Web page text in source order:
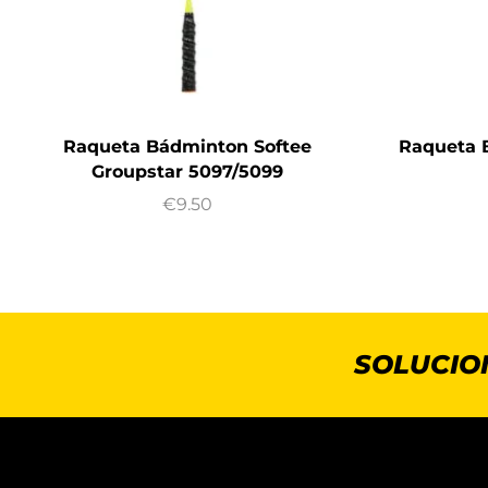
Raqueta Bádminton Softee
Groupstar 5097/5099
€9.50
Raqueta